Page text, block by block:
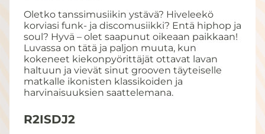
Oletko tanssimusiikin ystävä? Hiveleekö
korviasi funk- ja discomusiikki? Entä hiphop ja
soul? Hyvä – olet saapunut oikeaan paikkaan!
Luvassa on tätä ja paljon muuta, kun
kokeneet kiekonpyörittäjät ottavat lavan
haltuun ja vievät sinut grooven täyteiselle
matkalle ikonisten klassikoiden ja
harvinaisuuksien saattelemana.
R2ISDJ2